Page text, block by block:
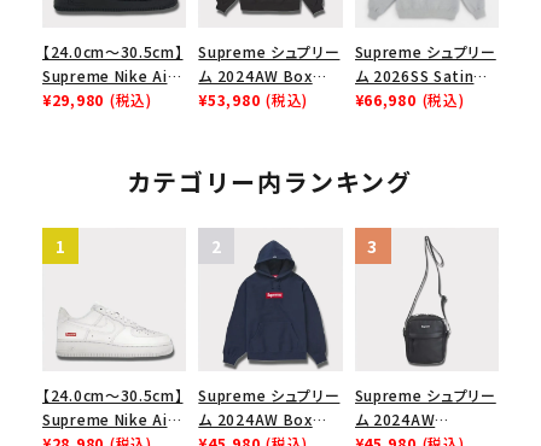
【24.0cm～30.5cm】
Supreme Nike Air
Force 1 Low シュプ
ューズ ブラック
¥29,980 (税込)
Supreme シュプリー
ム 2024AW Box
Logo Hooded
ブラック 黒
¥53,980 (税込)
Supreme シュプリー
ム 2026SS Satin
Applique Hooded
スウェットパーカー ヘ
ザーグレー
¥66,980 (税込)
カテゴリー内ランキング
【24.0cm～30.5cm】
Supreme Nike Air
Supreme シュプリー
ム 2024AW Box
Supreme シュプリー
ム 2024AW